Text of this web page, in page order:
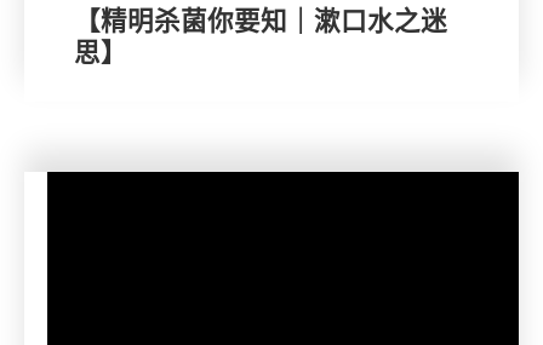
【精明杀菌你要知｜漱口水之迷
思】